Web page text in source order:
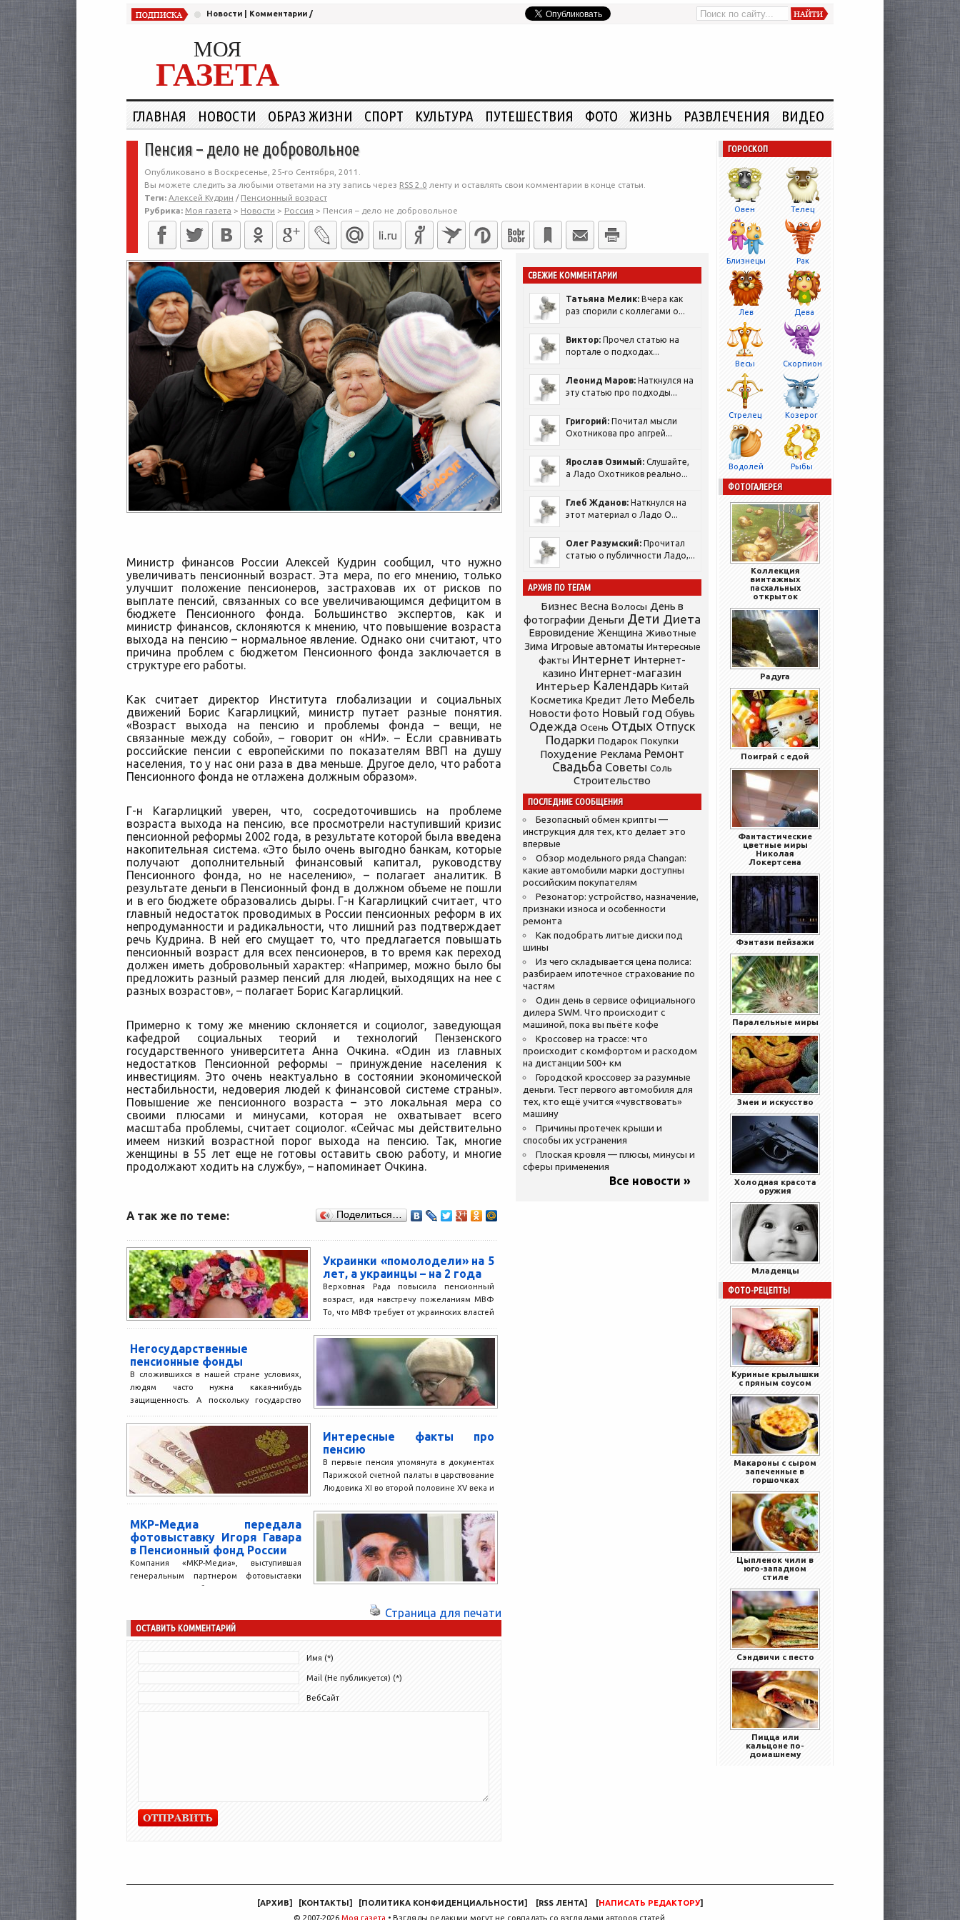
Новости Комментарии /
МОЯ
ГАЗЕТА
ГЛАВНАЯ НОВОСТИ ОБРАЗ ЖИЗНИ СПОРТ КУЛЬТУРА ПУТЕШЕСТВИЯ ФОТО ЖИЗНЬ РАЗВЛЕЧЕНИЯ ВИДЕО
Пенсия – дело не добровольное
Опубликовано в Воскресенье, 25-го Сентября, 2011.
Вы можете следить за любыми ответами на эту запись через RSS 2.0 ленту и оставлять свои комментарии в конце статьи.
Теги: Алексей Кудрин / Пенсионный возраст
Рубрика: Моя газета > Новости > Россия > Пенсия – дело не добровольное
Министр финансов России Алексей Кудрин сообщил, что нужно
увеличивать пенсионный возраст. Эта мера, по его мнению, только
улучшит положение пенсионеров, застраховав их от рисков по
выплате пенсий, связанных со все увеличивающимся дефицитом в
бюджете Пенсионного фонда. Большинство экспертов, как и
министр финансов, склоняются к мнению, что повышение возраста
выхода на пенсию – нормальное явление. Однако они считают, что
причина проблем с бюджетом Пенсионного фонда заключается в
структуре его работы.
Как считает директор Института глобализации и социальных
движений Борис Кагарлицкий, министр путает разные понятия.
«Возраст выхода на пенсию и проблемы фонда – вещи, не
связанные между собой», – говорит он «НИ». – Если сравнивать
российские пенсии с европейскими по показателям ВВП на душу
населения, то у нас они раза в два меньше. Другое дело, что работа
Пенсионного фонда не отлажена должным образом».
Г-н Кагарлицкий уверен, что, сосредоточившись на проблеме
возраста выхода на пенсию, все просмотрели наступивший кризис
пенсионной реформы 2002 года, в результате которой была введена
накопительная система. «Это было очень выгодно банкам, которые
получают дополнительный финансовый капитал, руководству
Пенсионного фонда, но не населению», – полагает аналитик. В
результате деньги в Пенсионный фонд в должном объеме не пошли
и в его бюджете образовались дыры. Г-н Кагарлицкий считает, что
главный недостаток проводимых в России пенсионных реформ в их
непродуманности и радикальности, что лишний раз подтверждает
речь Кудрина. В ней его смущает то, что предлагается повышать
пенсионный возраст для всех пенсионеров, в то время как переход
должен иметь добровольный характер: «Например, можно было бы
предложить разный размер пенсий для людей, выходящих на нее с
разных возрастов», – полагает Борис Кагарлицкий.
Примерно к тому же мнению склоняется и социолог, заведующая
кафедрой социальных теорий и технологий Пензенского
государственного университета Анна Очкина. «Один из главных
недостатков Пенсионной реформы – принуждение населения к
инвестициям. Это очень неактуально в состоянии экономической
нестабильности, недоверия людей к финансовой системе страны».
Повышение же пенсионного возраста – это локальная мера со
своими плюсами и минусами, которая не охватывает всего
масштаба проблемы, считает социолог. «Сейчас мы действительно
имеем низкий возрастной порог выхода на пенсию. Так, многие
женщины в 55 лет еще не готовы оставить свою работу, и многие
продолжают ходить на службу», – напоминает Очкина.
А так же по теме: Поделиться…
Украинки «помолодели» на 5
лет, а украинцы – на 2 года
Верховная Рада повысила пенсионный
возраст, идя навстречу пожеланиям МВФ
То, что МВФ требует от украинских властей
Негосударственные
пенсионные фонды
В сложившихся в нашей стране условиях,
людям часто нужна какая-нибудь
защищенность. А поскольку государство
может, человек,...
Интересные факты про
пенсию
В первые пенсия упомянута в документах
Парижской счетной палаты в царствование
Людовика XI во второй половине XV века и
МКР-Медиа передала
фотовыставку Игоря Гавара
в Пенсионный фонд России
Компания «МКР-Медиа», выступившая
генеральным партнером фотовыставки
Игоря Гавара «Бабушки идут» в музее им.
Страница для печати
ОСТАВИТЬ КОММЕНТАРИЙ
Имя (*)
Mail (Не публикуется) (*)
ВебСайт
СВЕЖИЕ КОММЕНТАРИИ
Татьяна Мелик: Вчера как
раз спорили с коллегами о...
Виктор: Прочел статью на
портале о подходах...
Леонид Маров: Наткнулся на
эту статью про подходы...
Григорий: Почитал мысли
Охотникова про апгрей...
Ярослав Озимый: Слушайте,
а Ладо Охотников реально...
Глеб Жданов: Наткнулся на
этот материал о Ладо О...
Олег Разумский: Прочитал
статью о публичности Ладо,...
АРХИВ ПО ТЕГАМ
Бизнес Весна Волосы День в
фотографии Деньги Дети Диета
Евровидение Женщина Животные
Зима Игровые автоматы Интересные
факты Интернет Интернет-
казино Интернет-магазин
Интерьер Календарь Китай
Косметика Кредит Лето Мебель
Новости фото Новый год Обувь
Одежда Осень Отдых Отпуск
Подарки Подарок Покупки
Похудение Реклама Ремонт
Свадьба Советы Соль
Строительство
ПОСЛЕДНИЕ СООБЩЕНИЯ
Безопасный обмен крипты —
инструкция для тех, кто делает это
впервые
Обзор модельного ряда Changan:
какие автомобили марки доступны
российским покупателям
Резонатор: устройство, назначение,
признаки износа и особенности
ремонта
Как подобрать литые диски под
шины
Из чего складывается цена полиса:
разбираем ипотечное страхование по
частям
Один день в сервисе официального
дилера SWM. Что происходит с
машиной, пока вы пьёте кофе
Кроссовер на трассе: что
происходит с комфортом и расходом
на дистанции 500+ км
Городской кроссовер за разумные
деньги. Тест первого автомобиля для
тех, кто ещё учится «чувствовать»
машину
Причины протечек крыши и
способы их устранения
Плоская кровля — плюсы, минусы и
сферы применения
Все новости »
ГОРОСКОП
Овен Телец
Близнецы Рак
Лев Дева
Весы Скорпион
Стрелец Козерог
Водолей Рыбы
ФОТОГАЛЕРЕЯ
Коллекция
винтажных
пасхальных
открыток
Радуга
Поиграй с едой
Фантастические
цветные миры
Николая
Локертсена
Фэнтази пейзажи
Паралельные миры
Змеи и искусство
Холодная красота
оружия
Младенцы
ФОТО-РЕЦЕПТЫ
Куриные крылышки
с пряным соусом
Макароны с сыром
запеченные в
горшочках
Цыпленок чили в
юго-западном
стиле
Сэндвичи с песто
Пицца или
кальцоне по-
домашнему
[АРХИВ] [КОНТАКТЫ] [ПОЛИТИКА КОНФИДЕНЦИАЛЬНОСТИ] [RSS ЛЕНТА] [НАПИСАТЬ РЕДАКТОРУ]
© 2007-2026 Моя газета • Взгляды редакции могут не совпадать со взглядами авторов статей.